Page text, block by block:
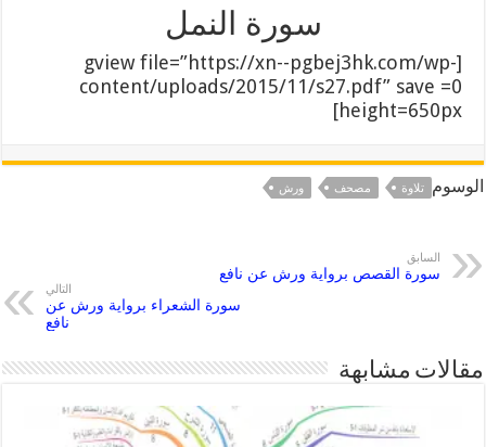
سورة النمل
[gview file=”https://xn--pgbej3hk.com/wp-
content/uploads/2015/11/s27.pdf” save =0
height=650px]
الوسوم تلاوة مصحف ورش
السابق
سورة القصص برواية ورش عن نافع
التالي
سورة الشعراء برواية ورش عن
نافع
مقالات مشابهة